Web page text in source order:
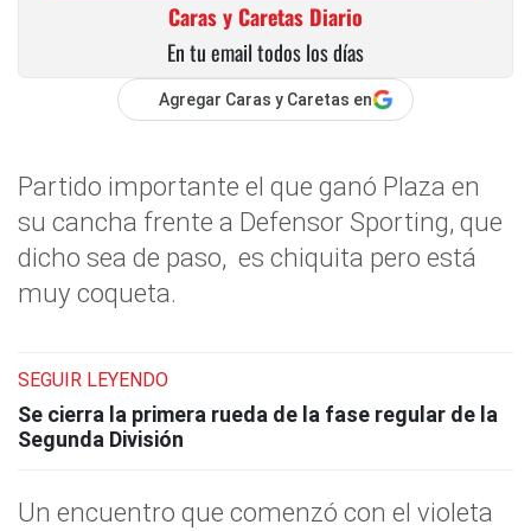
Caras y Caretas Diario
En tu email todos los días
Agregar Caras y Caretas en
Partido importante el que ganó Plaza en
su cancha frente a Defensor Sporting, que
dicho sea de paso, es chiquita pero está
muy coqueta.
SEGUIR LEYENDO
Se cierra la primera rueda de la fase regular de la
Segunda División
Un encuentro que comenzó con el violeta